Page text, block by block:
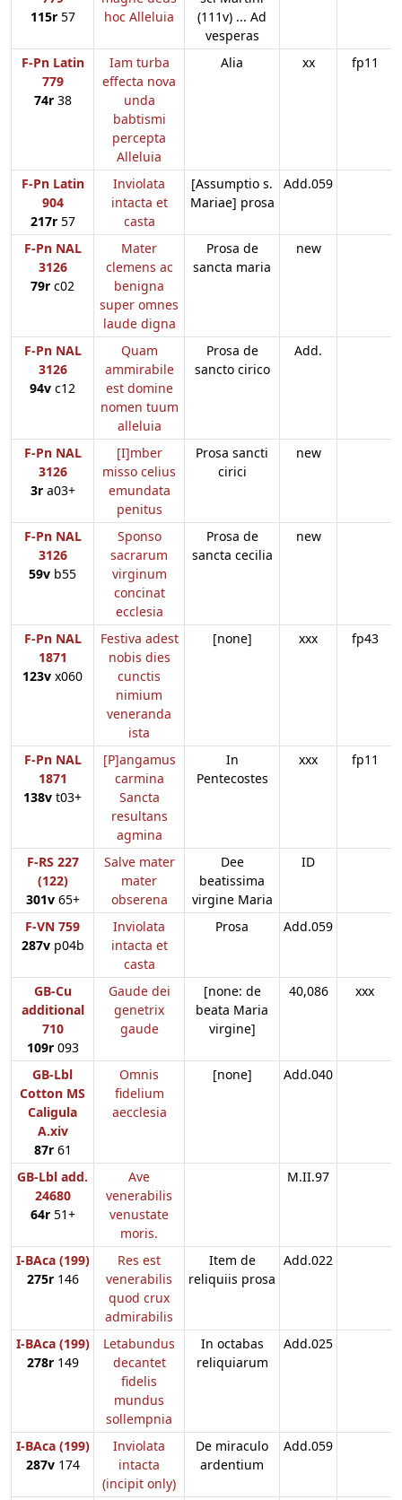
115r57
hoc Alleluia
(111v) ... Ad
vesperas
F-Pn Latin
779
74r38
Iam turba
effecta nova
unda
babtismi
percepta
Alleluia
Alia xx fp11
F-Pn Latin
904
217r57
Inviolata
intacta et
casta
[Assumptio s.
Mariae] prosa
Add.059
F-Pn NAL
3126
79r c02
Mater
clemens ac
benigna
super omnes
laude digna
Prosa de
sancta maria
new
F-Pn NAL
3126
94v c12
Quam
ammirabile
est domine
nomen tuum
alleluia
Prosa de
sancto cirico
Add.
F-Pn NAL
3126
3ra03+
[I]mber
misso celius
emundata
penitus
Prosa sancti
cirici
new
F-Pn NAL
3126
59v b55
Sponso
sacrarum
virginum
concinat
ecclesia
Prosa de
sancta cecilia
new
F-Pn NAL
1871
123v x060
Festiva adest
nobis dies
cunctis
nimium
veneranda
ista
[none] xxx fp43
F-Pn NAL
1871
138v t03+
[P]angamus
carmina
Sancta
resultans
agmina
In
Pentecostes
xxx fp11
F-RS 227
(122)
301v65+
Salve mater
mater
obserena
Dee
beatissima
virgine Maria
ID
F-VN 759
287vp04b
Inviolata
intacta et
casta
Prosa Add.059
GB-Cu
additional
710
109r093
Gaude dei
genetrix
gaude
[none: de
beata Maria
virgine]
40,086 xxx
GB-Lbl
Cotton MS
Caligula
A.xiv
87r61
Omnis
fidelium
aecclesia
[none] Add.040
GB-Lbl add.
24680
64r51+
Ave
venerabilis
venustate
moris.
M.II.97
I-BAca (199)
275r146
Res est
venerabilis
quod crux
admirabilis
Item de
reliquiis prosa
Add.022
I-BAca (199)
278r149
Letabundus
decantet
fidelis
mundus
sollempnia
In octabas
reliquiarum
Add.025
I-BAca (199)
287v174
Inviolata
intacta
(incipit only)
De miraculo
ardentium
Add.059